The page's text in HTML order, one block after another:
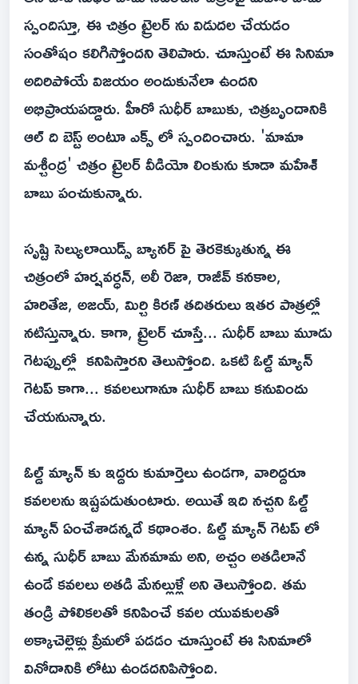
స్పందిస్తూ, ఈ చిత్రం ట్రైలర్ ను విడుదల చేయడం
సంతోషం కలిగిస్తోందని తెలిపారు. చూస్తుంటే ఈ సినిమా
అదిరిపోయే విజయం అందుకునేలా ఉందని
అభిప్రాయపడ్డారు. హీరో సుధీర్ బాబుకు, చిత్రబృందానికి
ఆల్ ది బెస్ట్ అంటూ ఎక్స్ లో స్పందించారు. 'మామా
మశ్చీంద్ర' చిత్రం ట్రైలర్ వీడియో లింకును కూడా మహేశ్
బాబు పంచుకున్నారు.
సృష్టి సెల్యులాయిడ్స్ బ్యానర్ పై తెరకెక్కుతున్న ఈ
చిత్రంలో హర్షవర్ధన్, అలీ రెజా, రాజీవ్ కనకాల,
హరితేజ, అజయ్, మిర్చి కిరణ్ తదితరులు ఇతర పాత్రల్లో
నటిస్తున్నారు. కాగా, ట్రైలర్ చూస్తే... సుధీర్ బాబు మూడు
గెటప్పుల్లో కనిపిస్తారని తెలుస్తోంది. ఒకటి ఓల్డ్ మ్యాన్
గెటప్ కాగా... కవలలుగానూ సుధీర్ బాబు కనువిందు
చేయనున్నారు.
ఓల్డ్ మ్యాన్ కు ఇద్దరు కుమార్తెలు ఉండగా, వారిద్దరూ
కవలలను ఇష్టపడుతుంటారు. అయితే ఇది నచ్చని ఓల్డ్
మ్యాన్ ఏంచేశాడన్నదే కథాంశం. ఓల్డ్ మ్యాన్ గెటప్ లో
ఉన్న సుధీర్ బాబు మేనమామ అని, అచ్చం అతడిలానే
ఉండే కవలలు అతడి మేనల్లుళ్లే అని తెలుస్తోంది. తమ
తండ్రి పోలికలతో కనిపించే కవల యువకులతో
అక్కాచెల్లెళ్లు ప్రేమలో పడడం చూస్తుంటే ఈ సినిమాలో
వినోదానికి లోటు ఉండదనిపిస్తోంది.